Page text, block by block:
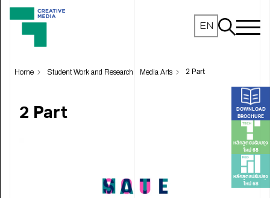
EN
DOWNLOAD
BROCHURE
หลักสูตรปรับปรุง
ใหม่ 68
หลักสูตรปรับปรุง
ใหม่ 68
Home Student Work and Research Media Arts 2 Part
2 Part